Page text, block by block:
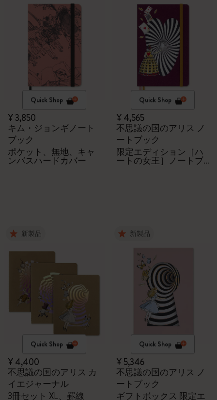
Quick Shop
¥ 3,850
キム・ジョンギノート
ブック
ポケット、無地、キャ
ンバスハードカバー
Quick Shop
¥ 4,565
不思議の国のアリス ノ
ートブック
限定エディション［ハ
ートの女王］ノートブ
新製品
Quick Shop
¥ 4,400
不思議の国のアリス カ
イエジャーナル
3冊セット XL、罫線
新製品
Quick Shop
¥ 5,346
不思議の国のアリス ノ
ートブック
ギフトボックス 限定エ